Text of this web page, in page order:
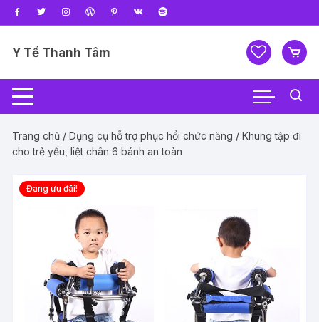
Chuyển
tới
dungY Tế Thanh Tâm
Trang chủ /Dụng cụ hỗ trợ phục hồi chức năng / Khung tập đi
cho trẻ yếu, liệt chân 6 bánh an toàn
Đang ưu đãi!